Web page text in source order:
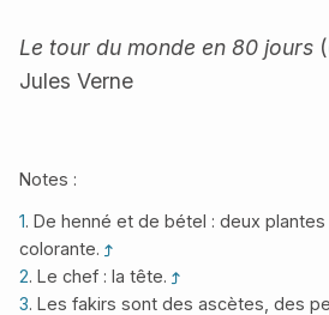
Le tour du monde en 80 jours
Jules Verne
Notes :
1. De henné et de bétel : deux
colorante.
2. Le chef : la tête.
3. Les fakirs sont des ascètes, des